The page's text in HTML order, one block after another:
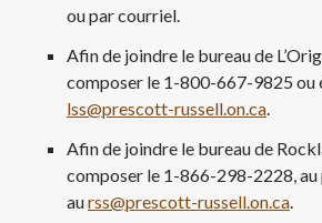
ou par courriel.
Afin de joindre le bureau de
composer le 1-800-667-9825 ou
lss@prescott-russell.on.ca.
Afin de joindre le bureau de
composer le 1-866-298-2228, au
aurss@prescott-russell.on.ca.